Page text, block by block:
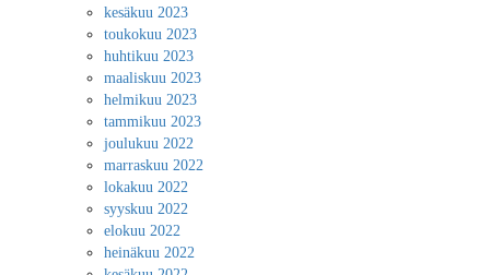
kesäkuu 2023
toukokuu 2023
huhtikuu 2023
maaliskuu 2023
helmikuu 2023
tammikuu 2023
joulukuu 2022
marraskuu 2022
lokakuu 2022
syyskuu 2022
elokuu 2022
heinäkuu 2022